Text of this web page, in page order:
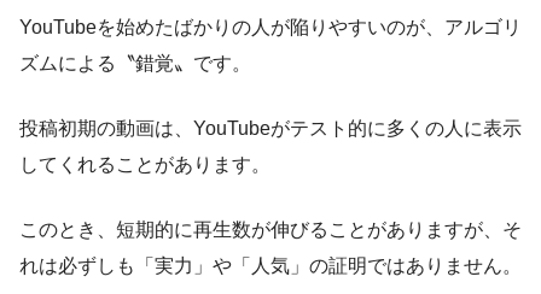
YouTubeを始めたばかりの人が陥りやすいのが、アルゴリ
ズムによる〝錯覚〟です。
投稿初期の動画は、YouTubeがテスト的に多くの人に表示
してくれることがあります。
このとき、短期的に再生数が伸びることがありますが、そ
れは必ずしも「実力」や「人気」の証明ではありません。